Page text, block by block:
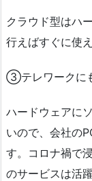
クラウド型はハ
行えばすぐに使
③テレワークに
ハードウェアに
いので、会社の
す。コロナ禍で
のサービスは活